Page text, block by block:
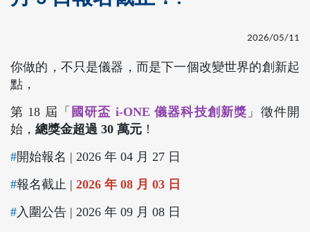
2026/05/11
你做的，不只是儀器，而是下一個改變世界的創新起
點，
第 18 屆「 國研盃 i-ONE 儀器科技創新獎 」徵件開
始， 總獎金超過 30 萬元 ！
#開始報名 | 2026 年 04 月 27 日
#報名截止 | 2026 年 08 月 03 日
#入圍公告 | 2026 年 09 月 08 日